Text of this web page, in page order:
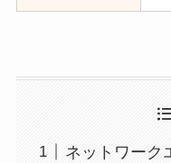
ネットワーク